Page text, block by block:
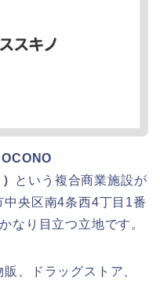
という複合商業施設が
央区南4条西4丁目1番
なり目立つ立地です。
、ドラッグストア、